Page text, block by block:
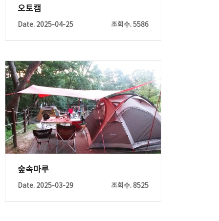
오토캠
Date. 2025-04-25 조회수. 5586
숲속마루
Date. 2025-03-29 조회수. 8525